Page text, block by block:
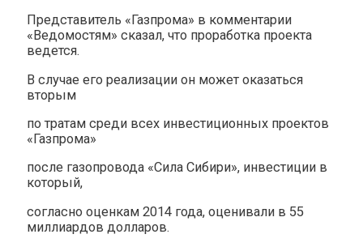
Представитель «Газпрома» в комментарии
«Ведомостям» сказал, что проработка проекта
ведется.
В случае его реализации он может оказаться
вторым
по тратам среди всех инвестиционных проектов
«Газпрома»
после газопровода «Сила Сибири», инвестиции в
который,
согласно оценкам 2014 года, оценивали в 55
миллиардов долларов.